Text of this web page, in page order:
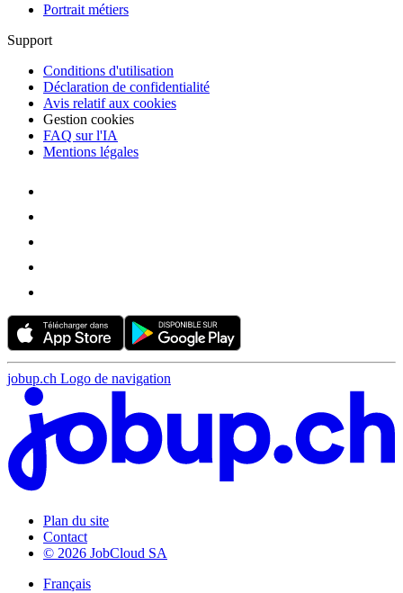
Portrait métiers
Support
Conditions d'utilisation
Déclaration de confidentialité
Avis relatif aux cookies
Gestion cookies
FAQ sur l'IA
Mentions légales
jobup.ch Logo de navigation
Plan du site
Contact
© 2026 JobCloud SA
Français